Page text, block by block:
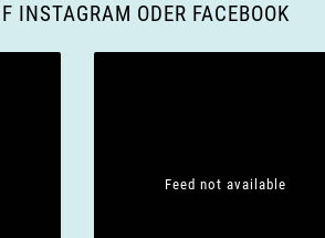
INSTAGRAM ODER FACEBOOK
Feed not available